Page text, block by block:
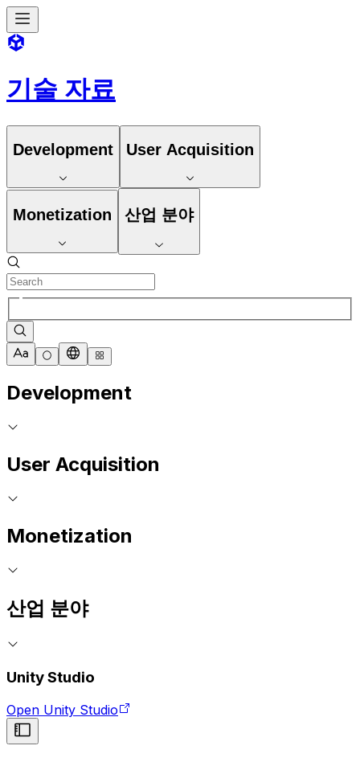
기술 자료
Development User Acquisition
Monetization 산업 분야
Development
User Acquisition
Monetization
산업 분야
Unity Studio
Open Unity Studio